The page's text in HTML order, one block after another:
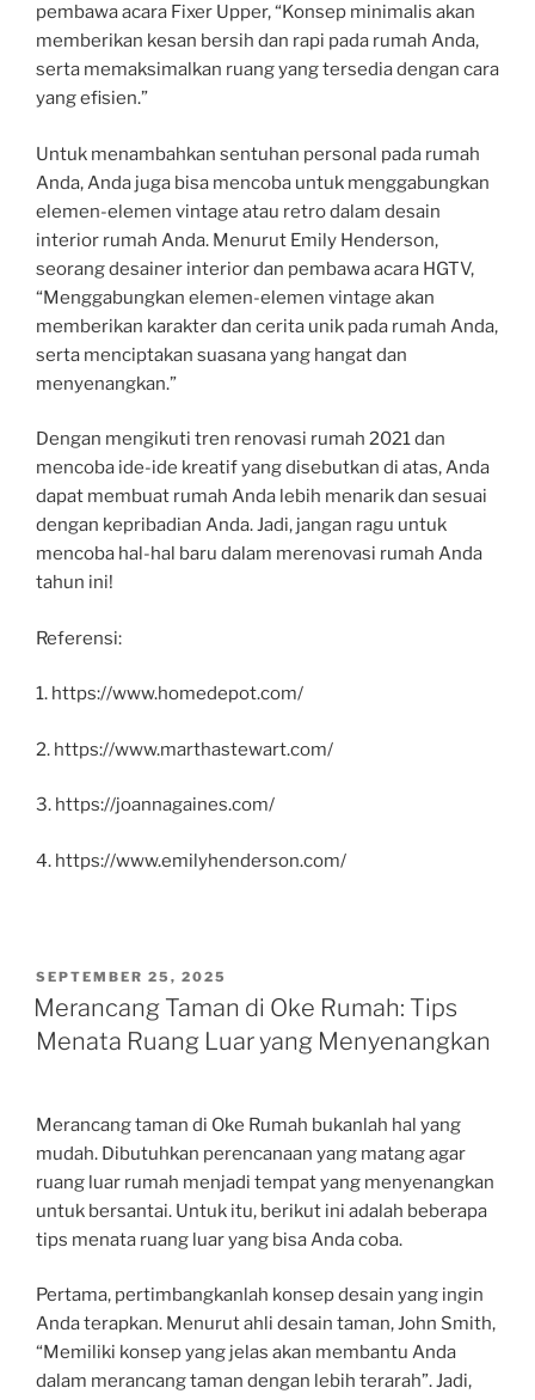
pembawa acara Fixer Upper, “Konsep minimalis akan
memberikan kesan bersih dan rapi pada rumah Anda,
serta memaksimalkan ruang yang tersedia dengan cara
yang efisien.”
Untuk menambahkan sentuhan personal pada rumah
Anda, Anda juga bisa mencoba untuk menggabungkan
elemen-elemen vintage atau retro dalam desain
interior rumah Anda. Menurut Emily Henderson,
seorang desainer interior dan pembawa acara HGTV,
“Menggabungkan elemen-elemen vintage akan
memberikan karakter dan cerita unik pada rumah Anda,
serta menciptakan suasana yang hangat dan
menyenangkan.”
Dengan mengikuti tren renovasi rumah 2021 dan
mencoba ide-ide kreatif yang disebutkan di atas, Anda
dapat membuat rumah Anda lebih menarik dan sesuai
dengan kepribadian Anda. Jadi, jangan ragu untuk
mencoba hal-hal baru dalam merenovasi rumah Anda
tahun ini!
Referensi:
1. https://www.homedepot.com/
2. https://www.marthastewart.com/
3. https://joannagaines.com/
4. https://www.emilyhenderson.com/
POSTED
ON
SEPTEMBER 25, 2025
Merancang Taman di Oke Rumah: Tips
Menata Ruang Luar yang Menyenangkan
Merancang taman di Oke Rumah bukanlah hal yang
mudah. Dibutuhkan perencanaan yang matang agar
ruang luar rumah menjadi tempat yang menyenangkan
untuk bersantai. Untuk itu, berikut ini adalah beberapa
tips menata ruang luar yang bisa Anda coba.
Pertama, pertimbangkanlah konsep desain yang ingin
Anda terapkan. Menurut ahli desain taman, John Smith,
“Memiliki konsep yang jelas akan membantu Anda
dalam merancang taman dengan lebih terarah”. Jadi,